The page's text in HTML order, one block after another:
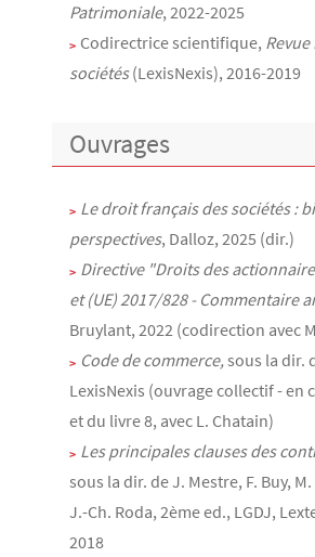
Patrimoniale, 2022-2025
Codirectrice scientifique,
sociétés(LexisNexis), 2016-2019
Ouvrages
Le droit français des sociétés :
perspectives, Dalloz, 2025 (dir.)
Directive "Droits des
et (UE) 2017/828 - Commentaire
Bruylant, 2022 (codirection avec
Code de commerce,sous la dir.
LexisNexis (ouvrage collectif - en
et du livre 8, avec L. Chatain)
Les principales clauses des
sous la dir. de J. Mestre, F. Buy,
J.-Ch. Roda, 2ème ed., LGDJ,
2018